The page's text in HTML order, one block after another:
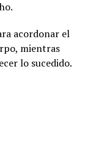
acordonar el
mientras
lo sucedido.